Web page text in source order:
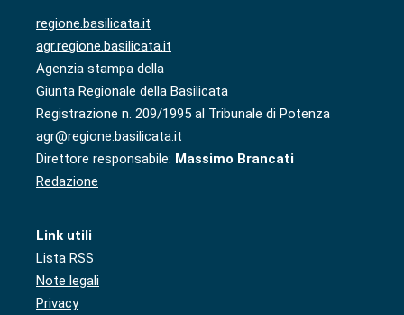
regione.basilicata.it
agr.regione.basilicata.it
Agenzia stampa della
Giunta Regionale della Basilicata
Registrazione n. 209/1995 al Tribunale di Potenza
agr@regione.basilicata.it
Direttore responsabile: Massimo Brancati
Redazione
Link utili
Lista RSS
Note legali
Privacy